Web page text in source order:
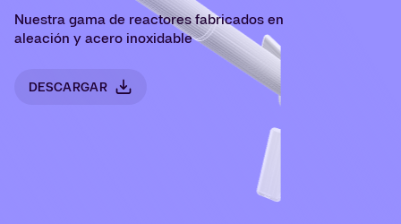
Nuestra gama de reactores fabricados en
aleación y acero inoxidable
DESCARGAR